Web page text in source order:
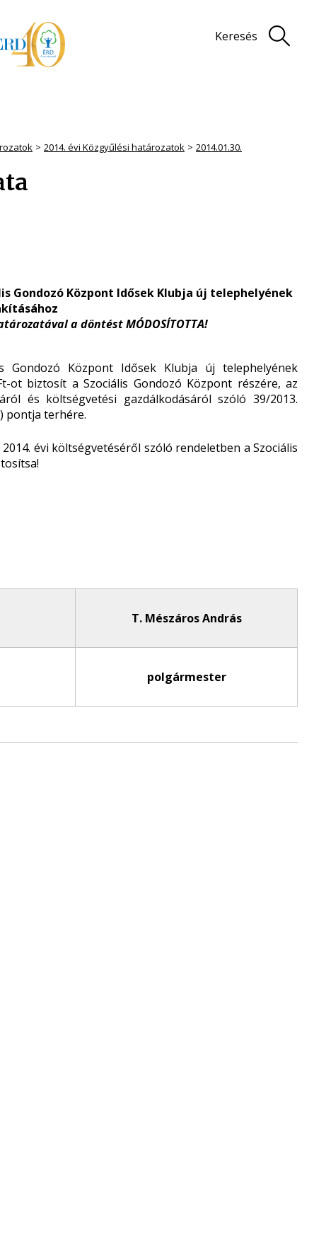
Keresés
2014. évi Közgyűlési határozatok 2014.01.30.
Gondozó Központ Idősek Klubja új telephelyének
a döntést MÓDOSÍTOTTA!
Gondozó Központ Idősek Klubja új telephelyének
ot biztosít a Szociális Gondozó Központ részére, az
és költségvetési gazdálkodásáról szóló 39/2013.
pontja terhére.
évi költségvetéséről szóló rendeletben a Szociális
T. Mészáros András
polgármester